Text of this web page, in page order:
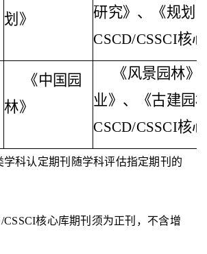
划》
研究》、《规划
CSCD/CSSCI核
《中国园
林》
《风景园林
业》、《古建园
CSCD/CSSCI核
学科认定期刊随学科评估指定期刊的
CSSCI核心库期刊须为正刊，不含增